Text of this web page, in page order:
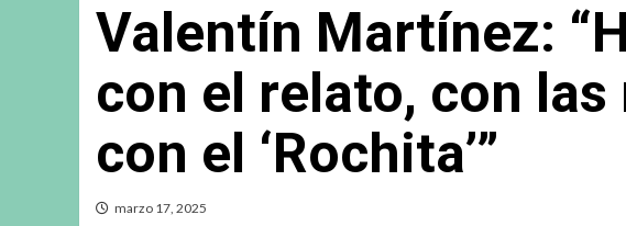
Valentín Martínez:
con el relato, con
con el ‘Rochita’”
marzo 17, 2025